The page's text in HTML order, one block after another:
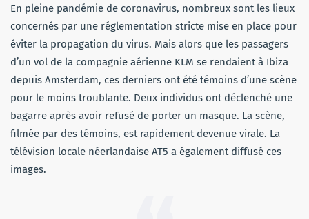
En pleine pandémie de coronavirus, nombreux sont les lieux
concernés par une réglementation stricte mise en place pour
éviter la propagation du virus. Mais alors que les passagers
d’un vol de la compagnie aérienne KLM se rendaient à Ibiza
depuis Amsterdam, ces derniers ont été témoins d’une scène
pour le moins troublante. Deux individus ont déclenché une
bagarre après avoir refusé de porter un masque. La scène,
filmée par des témoins, est rapidement devenue virale. La
télévision locale néerlandaise AT5 a également diffusé ces
images.